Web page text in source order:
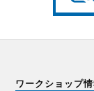
ワークショップ情